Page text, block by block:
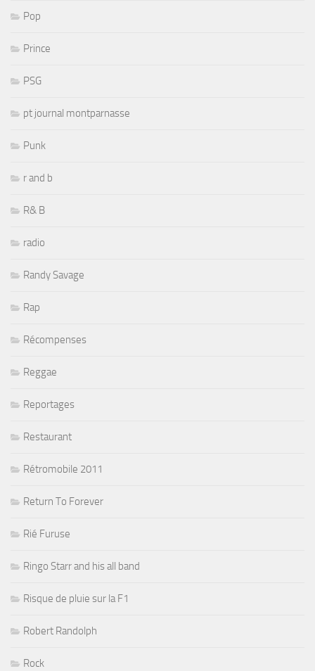
Pop
Prince
PSG
pt journal montparnasse
Punk
r and b
R& B
radio
Randy Savage
Rap
Récompenses
Reggae
Reportages
Restaurant
Rétromobile 2011
Return To Forever
Rié Furuse
Ringo Starr and his all band
Risque de pluie sur la F1
Robert Randolph
Rock